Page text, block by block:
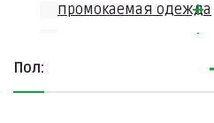
Непромокаемая одежда
Повседневная одежда
Софтшелл
Термобелье
Пол: